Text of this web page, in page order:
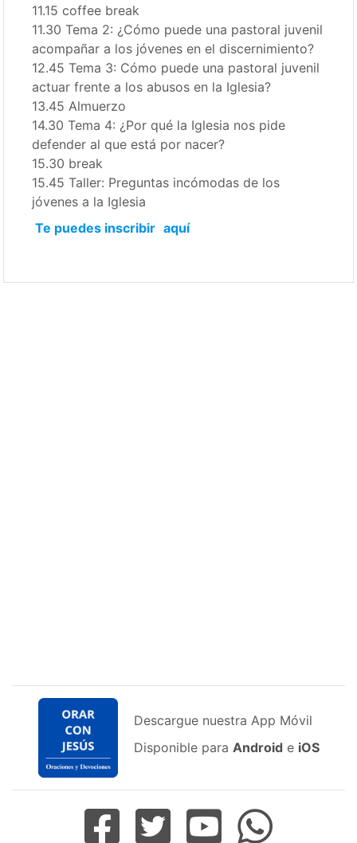
11.15 coffee break
11.30 Tema 2: ¿Cómo puede una pastoral juvenil
acompañar a los jóvenes en el discernimiento?
12.45 Tema 3: Cómo puede una pastoral juvenil
actuar frente a los abusos en la Iglesia?
13.45 Almuerzo
14.30 Tema 4: ¿Por qué la Iglesia nos pide
defender al que está por nacer?
15.30 break
15.45 Taller: Preguntas incómodas de los
jóvenes a la Iglesia
Te puedes inscribir aquí
Descargue nuestra App Móvil
Disponible para Android e iOS